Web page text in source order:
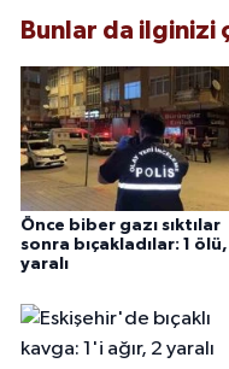
Bunlar da ilginizi
Önce biber gazı sıktılar
sonra bıçakladılar: 1 ölü,
yaralı